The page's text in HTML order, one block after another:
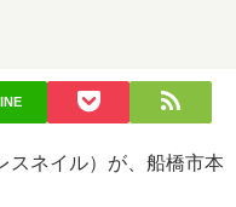
スネイル）が、船橋市本